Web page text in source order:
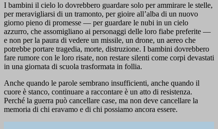
I bambini il cielo lo dovrebbero guardare solo per ammirare le stelle,
per meravigliarsi di un tramonto, per gioire all’alba di un nuovo
giorno pieno di promesse — per guardare le nubi in un cielo
azzurro, che assomigliano ai personaggi delle loro fiabe preferite —
e non per la paura di vedere un missile, un drone, un aereo che
potrebbe portare tragedia, morte, distruzione. I bambini dovrebbero
fare rumore con le loro risate, non restare silenti come corpi devastati
in una giornata di scuola trasformata in follia.
Anche quando le parole sembrano insufficienti, anche quando il
cuore è stanco, continuare a raccontare è un atto di resistenza.
Perché la guerra può cancellare case, ma non deve cancellare la
memoria di chi eravamo e di chi possiamo ancora essere.